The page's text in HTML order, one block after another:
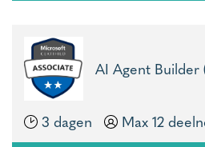
AI Agent Builder
3 dagen
Max 12